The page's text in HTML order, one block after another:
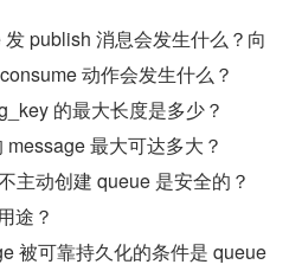
publish 消息会发生什么？向
动作会发生什么？
的最大长度是多少？
最大可达多大？
主动创建 queue 是安全的？
途？
被可靠持久化的条件是 queue